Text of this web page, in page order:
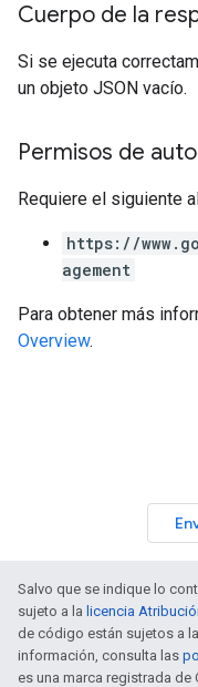
Cuerpo de la
Si se ejecuta
un objeto JSON vacío.
Permisos de
Requiere el siguiente
https://
agement
Para obtener más
Overview.
Salvo que se indique lo
sujeto a la licencia
de código están sujetos a la
información, consulta las
es una marca registrada